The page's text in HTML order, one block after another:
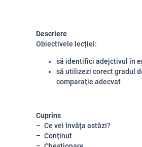
Descriere
Obiectivele lecției:
să identifici adejctivul în
să utilizezi corect gradul
comparație adecvat
Cuprins
Ce vei învăța astăzi?
Conținut